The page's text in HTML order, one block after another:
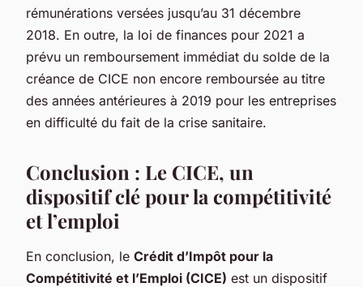
rémunérations versées jusqu’au 31 décembre
2018. En outre, la loi de finances pour 2021 a
prévu un remboursement immédiat du solde de la
créance de CICE non encore remboursée au titre
des années antérieures à 2019 pour les entreprises
en difficulté du fait de la crise sanitaire.
Conclusion : Le CICE, un
dispositif clé pour la compétitivité
et l’emploi
En conclusion, le Crédit d’Impôt pour la
Compétitivité et l’Emploi (CICE) est un dispositif